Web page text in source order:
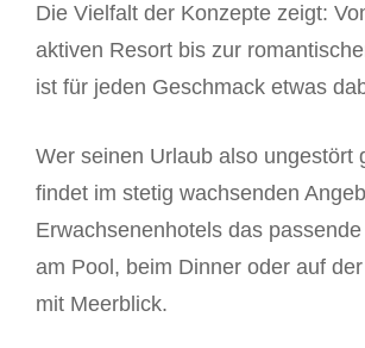
Die Vielfalt der Konzepte zeigt:
aktiven Resort bis zur
ist für jeden Geschmack etwas
Wer seinen Urlaub also ungestört
findet im stetig wachsenden
Erwachsenenhotels das
am Pool, beim Dinner oder auf
mit Meerblick.